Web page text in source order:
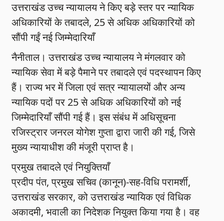
उत्तराखंड उच्च न्यायालय ने किए बड़े स्तर पर न्यायिक
अधिकारियों के तबादले, 25 से अधिक अधिकारियों को
सौंपी गईं नई जिम्मेदारियाँ
नैनीताल। उत्तराखंड उच्च न्यायालय ने मंगलवार को
न्यायिक सेवा में बड़े पैमाने पर तबादले एवं पदस्थापन किए
हैं। राज्य भर में जिला एवं सत्र न्यायालयों और अन्य
न्यायिक पदों पर 25 से अधिक अधिकारियों को नई
जिम्मेदारियाँ सौंपी गई हैं। इस संबंध में अधिसूचना
रजिस्ट्रार जनरल योगेश गुप्ता द्वारा जारी की गई, जिसे
मुख्य न्यायाधीश की मंजूरी प्राप्त है।
प्रमुख तबादले एवं नियुक्तियाँ
प्रदीप पंत, प्रमुख सचिव (कानून)-सह-विधि परामर्शी,
उत्तराखंड सरकार, को उत्तराखंड न्यायिक एवं विधिक
अकादमी, भवाली का निदेशक नियुक्त किया गया है। वह